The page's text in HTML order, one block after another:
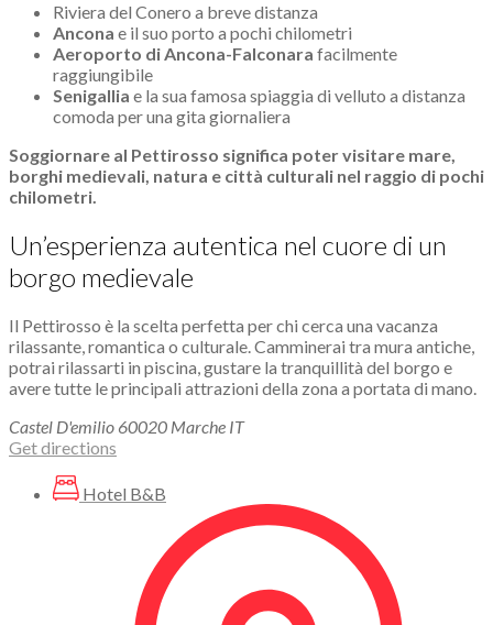
Riviera del Conero a breve distanza
Ancona e il suo porto a pochi chilometri
Aeroporto di Ancona-Falconara facilmente
raggiungibile
Senigallia e la sua famosa spiaggia di velluto a distanza
comoda per una gita giornaliera
Soggiornare al Pettirosso significa poter visitare mare,
borghi medievali, natura e città culturali nel raggio di pochi
chilometri.
Un’esperienza autentica nel cuore di un
borgo medievale
Il Pettirosso è la scelta perfetta per chi cerca una vacanza
rilassante, romantica o culturale. Camminerai tra mura antiche,
potrai rilassarti in piscina, gustare la tranquillità del borgo e
avere tutte le principali attrazioni della zona a portata di mano.
Castel D'emilio 60020 Marche IT
Get directions
Hotel B&B